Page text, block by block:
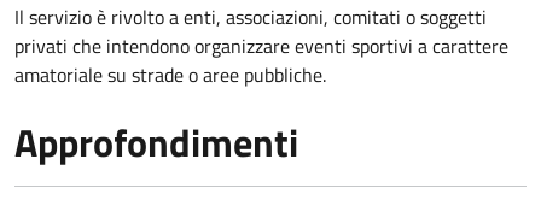
Il servizio è rivolto a enti, associazioni, comitati o soggetti
privati che intendono organizzare eventi sportivi a carattere
amatoriale su strade o aree pubbliche.
Approfondimenti